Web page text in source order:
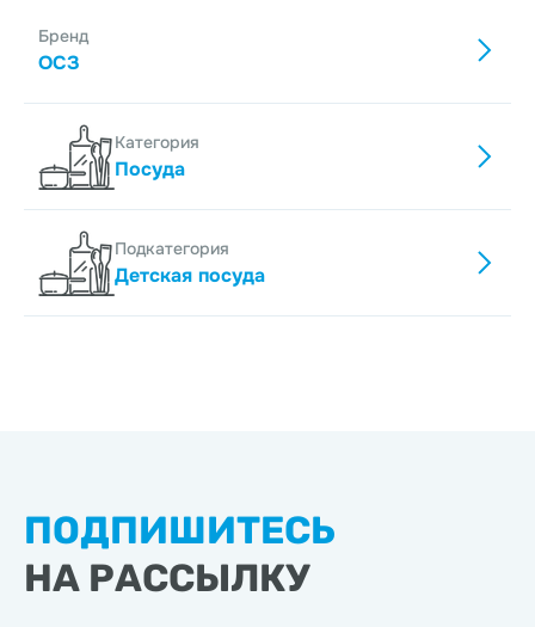
Бренд
ОСЗ
Категория
Посуда
Подкатегория
Детская посуда
ПОДПИШИТЕСЬ
НА РАССЫЛКУ